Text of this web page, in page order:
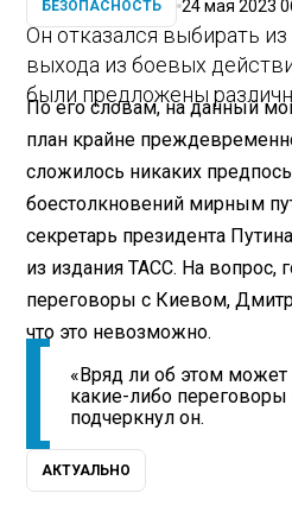
БЕЗОПАСНОСТЬ 24 мая 2023
Он отказался выбирать
выхода из боевых
были предложены
По его словам, на данный
план крайне
сложилось никаких
боестолкновений мирным
секретарь президента
из издания ТАСС. На вопрос,
переговоры с Киевом,
что это невозможно.
«Вряд ли об этом может
какие-либо
подчеркнул он.
АКТУАЛЬНО